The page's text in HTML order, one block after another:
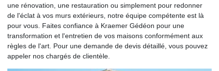
une rénovation, une restauration ou simplement pour redonner
de l'éclat à vos murs extérieurs, notre équipe compétente est là
pour vous. Faites confiance à Kraemer Gédéon pour une
transformation et l'entretien de vos maisons conformément aux
règles de l'art. Pour une demande de devis détaillé, vous pouvez
appeler nos chargés de clientèle.